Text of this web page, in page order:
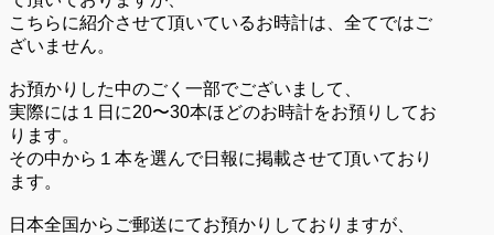
こちらに紹介させて頂いているお時計は、全てではご
ざいません。
お預かりした中のごく一部でございまして、
実際には１日に20〜30本ほどのお時計をお預りしてお
ります。
その中から１本を選んで日報に掲載させて頂いており
ます。
日本全国からご郵送にてお預かりしておりますが、